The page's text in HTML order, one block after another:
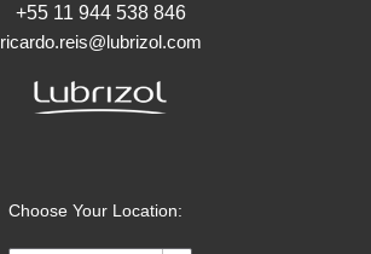
+55 11 944 538 846
ricardo.reis@lubrizol.com
Choose Your Location: